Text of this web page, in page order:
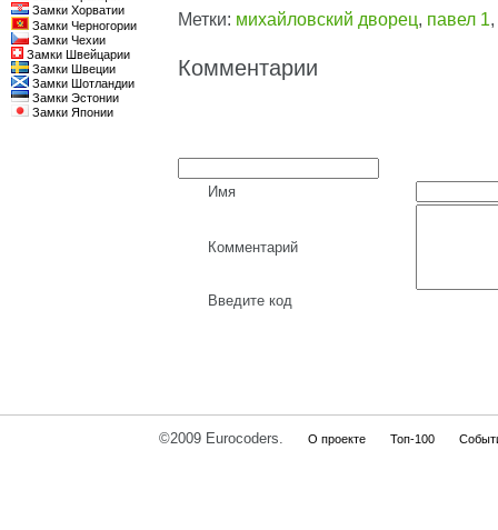
Замки Хорватии
Замки Черногории
Замки Чехии
Замки Швейцарии
Замки Швеции
Замки Шотландии
Замки Эстонии
Замки Японии
Метки: михайловский дворец, павел 1,
Комментарии
Имя
Комментарий
Введите код
©2009 Eurocoders. О проекте Топ-100